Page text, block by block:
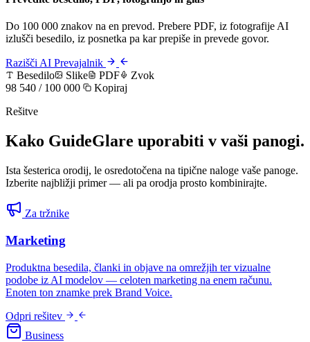
Do 100 000 znakov na en prevod. Prebere PDF, iz fotografije AI
izlušči besedilo, iz posnetka pa kar prepiše in prevede govor.
Razišči AI Prevajalnik
Besedilo
Slike PDF
Zvok
98 540 / 100 000
Kopiraj
Rešitve
Kako GuideGlare uporabiti v vaši panogi.
Ista šesterica orodij, le osredotočena na tipične naloge vaše panoge.
Izberite najbližji primer — ali pa orodja prosto kombinirajte.
Za tržnike
Marketing
Produktna besedila, članki in objave na omrežjih ter vizualne
podobe iz AI modelov — celoten marketing na enem računu.
Enoten ton znamke prek Brand Voice.
Odpri rešitev
Business